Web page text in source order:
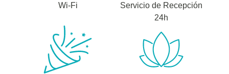
Wi-Fi
Servicio de Recepción
24h